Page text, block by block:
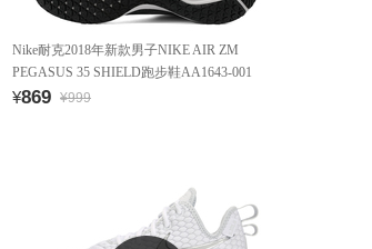
Nike耐克2018年新款男子NIKE AIR ZM
PEGASUS 35 SHIELD跑步鞋AA1643-001
¥869 ¥999